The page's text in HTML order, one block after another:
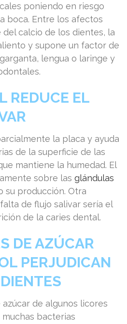
poniendo en riesgo
boca. Entre los afectos
calcio de los dientes, la
y supone un factor de
lengua o laringe y
REDUCE EL
la placa y ayuda
de la superficie de las
mantiene la humedad. El
sobre las glándulas
su producción. Otra
de flujo salivar sería el
de la caries dental.
DE AZÚCAR
PERJUDICAN
de algunos licores
bacterias